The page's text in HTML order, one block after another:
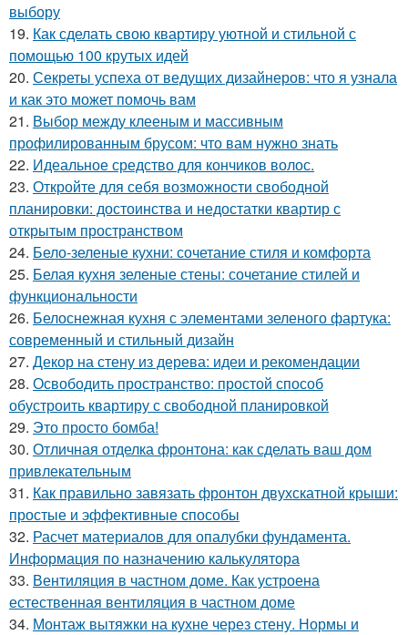
выбору
19. Как сделать свою квартиру уютной и стильной с
помощью 100 крутых идей
20. Секреты успеха от ведущих дизайнеров: что я узнала
и как это может помочь вам
21. Выбор между клееным и массивным
профилированным брусом: что вам нужно знать
22. Идеальное средство для кончиков волос.
23. Откройте для себя возможности свободной
планировки: достоинства и недостатки квартир с
открытым пространством
24. Бело-зеленые кухни: сочетание стиля и комфорта
25. Белая кухня зеленые стены: сочетание стилей и
функциональности
26. Белоснежная кухня с элементами зеленого фартука:
современный и стильный дизайн
27. Декор на стену из дерева: идеи и рекомендации
28. Освободить пространство: простой способ
обустроить квартиру с свободной планировкой
29. Это просто бомба!
30. Отличная отделка фронтона: как сделать ваш дом
привлекательным
31. Как правильно завязать фронтон двухскатной крыши:
простые и эффективные способы
32. Расчет материалов для опалубки фундамента.
Информация по назначению калькулятора
33. Вентиляция в частном доме. Как устроена
естественная вентиляция в частном доме
34. Монтаж вытяжки на кухне через стену. Нормы и